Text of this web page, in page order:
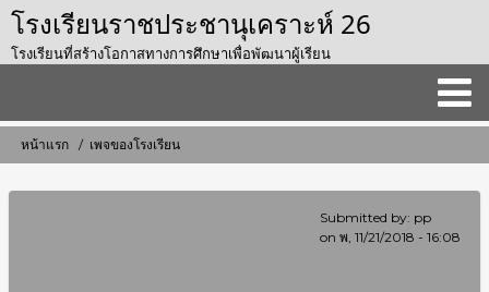
โรงเรียนราชประชานุเคราะห์ 26
โรงเรียนที่สร้างโอกาสทางการศึกษาเพื่อพัฒนาผู้เรียน
Main
navigation
การหน้าแรก เพจของโรงเรียน
Submitted by: pp
on พ, 11/21/2018 - 16:08